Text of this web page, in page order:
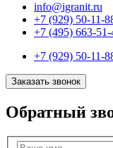
info@igranit.ru
+7 (929) 50-11-
+7 (495) 663-51-
+7 (929) 50-11-
Заказать звонок
Обратный